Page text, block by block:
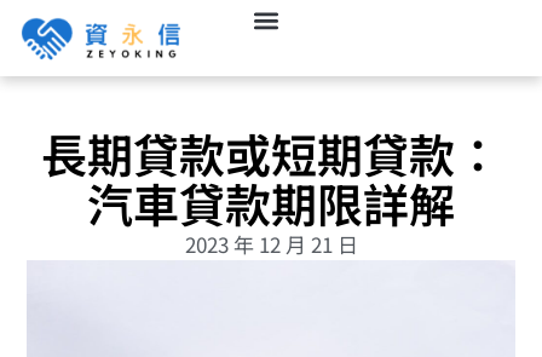
長期貸款或短期貸款：
汽車貸款期限詳解
2023 年 12 月 21 日